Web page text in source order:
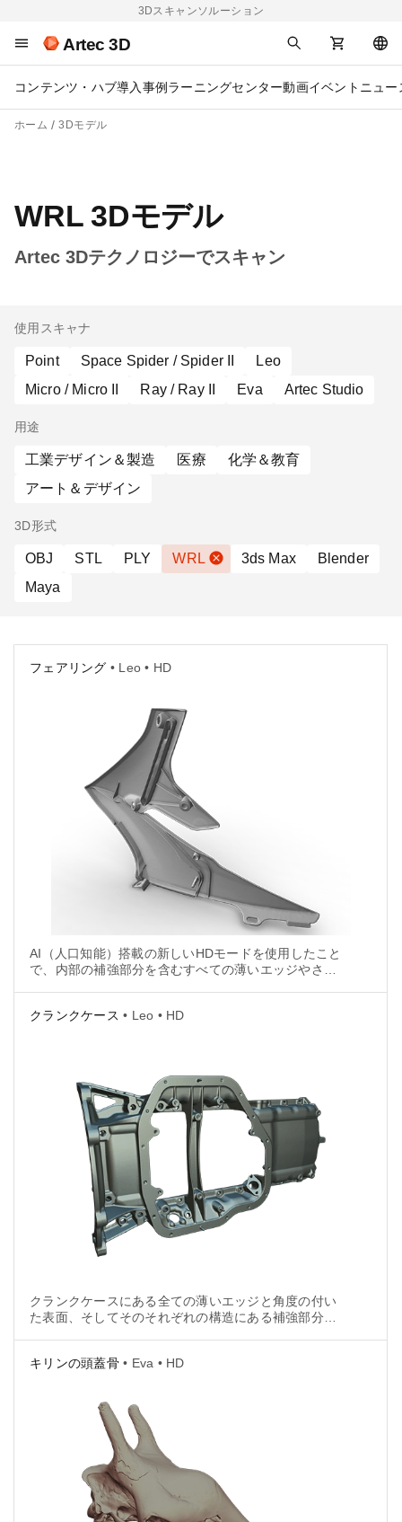
3Dスキャンソルーション
Artec 3D
コンテンツ・ハブ導入事例 ラーニングセンター動画イベント ニュー
ホーム 3Dモデル
WRL 3Dモデル
Artec 3Dテクノロジーでスキャン
使用スキャナ
Point Space Spider / Spider II
Leo
Micro / Micro II
Ray / Ray II Eva Artec Studio
用途
工業デザイン＆製造 医療
化学＆教育
アート＆デザイン
3D形式
OBJ STL PLY WRL 3ds Max
Blender
Maya
フェアリング • Leo • HD
AI（人口知能）搭載の新しいHDモードを使用したこと
で、内部の補強部分を含むすべての薄いエッジやさま
にキャプチャすることができました。
クランクケース • Leo • HD
クランクケースにある全ての薄いエッジと角度の付い
た表面、そしてそのそれぞれの構造にある補強部分
キリンの頭蓋骨• Eva • HD